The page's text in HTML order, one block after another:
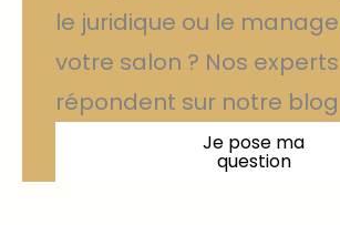
le juridique ou le
votre salon ? Nos
répondent sur notre
Je pose ma
question